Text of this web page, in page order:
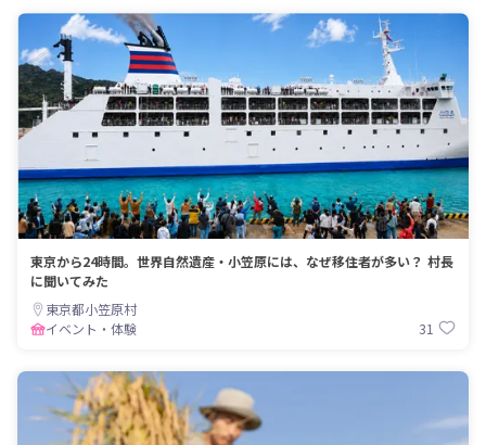
東京から24時間。世界自然遺産・小笠原には、なぜ移住者が多い？ 村長
に聞いてみた
東京都小笠原村
イベント・体験
31